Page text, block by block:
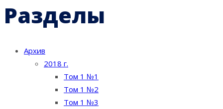
Разделы
Архив
2018 г.
Том 1 №1
Том 1 №2
Том 1 №3